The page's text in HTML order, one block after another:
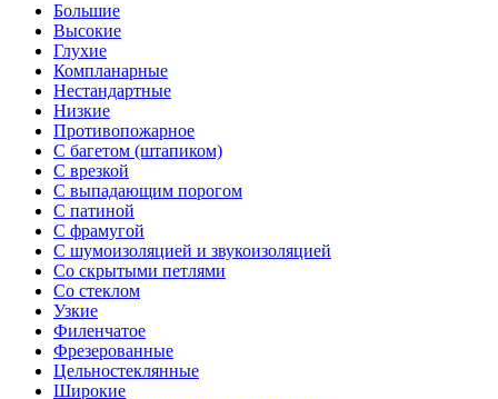
Большие
Высокие
Глухие
Компланарные
Нестандартные
Низкие
Противопожарное
С багетом (штапиком)
С врезкой
С выпадающим порогом
С патиной
С фрамугой
С шумоизоляцией и звукоизоляцией
Со скрытыми петлями
Со стеклом
Узкие
Филенчатое
Фрезерованные
Цельностеклянные
Широкие